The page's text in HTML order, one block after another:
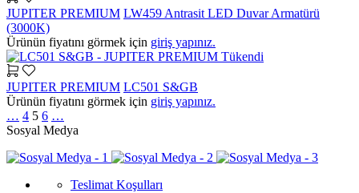
JUPITER PREMIUM LW459 Antrasit LED Duvar Armatürü
(3000K)
Ürünün fiyatını görmek için giriş yapınız.
Tükendi
JUPITER PREMIUM LC501 S&GB
Ürünün fiyatını görmek için giriş yapınız.
… 4 5 6 …
Sosyal Medya
Teslimat Koşulları